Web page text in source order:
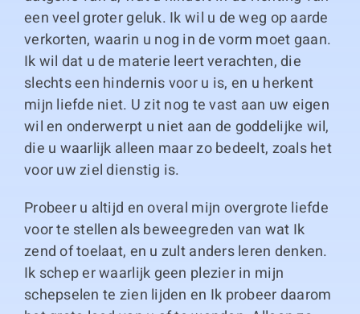
een veel groter geluk. Ik wil u de weg op aarde
verkorten, waarin u nog in de vorm moet gaan.
Ik wil dat u de materie leert verachten, die
slechts een hindernis voor u is, en u herkent
mijn liefde niet. U zit nog te vast aan uw eigen
wil en onderwerpt u niet aan de goddelijke wil,
die u waarlijk alleen maar zo bedeelt, zoals het
voor uw ziel dienstig is.
Probeer u altijd en overal mijn overgrote liefde
voor te stellen als beweegreden van wat Ik
zend of toelaat, en u zult anders leren denken.
Ik schep er waarlijk geen plezier in mijn
schepselen te zien lijden en Ik probeer daarom